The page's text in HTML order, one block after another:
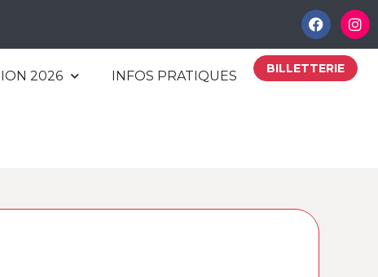
2026 INFOS PRATIQUES BILLETTERIE